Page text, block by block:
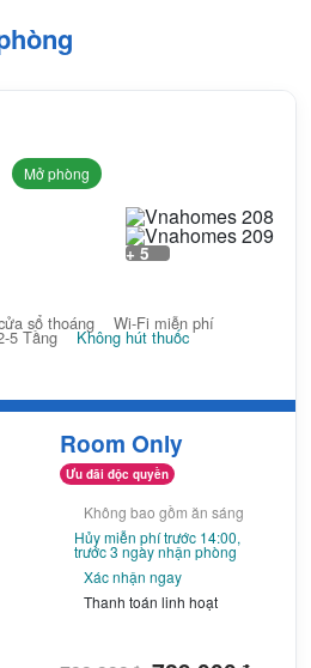
Mở phòng
+ 5
sổ thoáng Wi-Fi miễn phí
5 Tầng
Không hút thuốc
Room Only
Ưu đãi độc quyền
Không bao gồm ăn sáng
Hủy miễn phí trước 14:00,
trước 3 ngày nhận phòng
Xác nhận ngay
Thanh toán linh hoạt